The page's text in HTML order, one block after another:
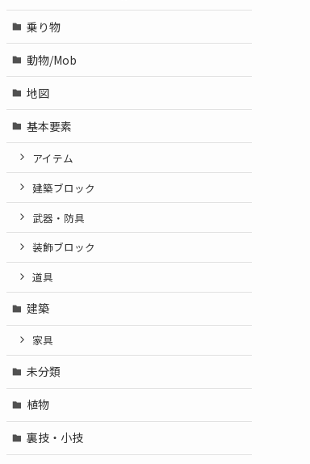
乗り物
動物/Mob
地図
基本要素
アイテム
建築ブロック
武器・防具
装飾ブロック
道具
建築
家具
未分類
植物
裏技・小技